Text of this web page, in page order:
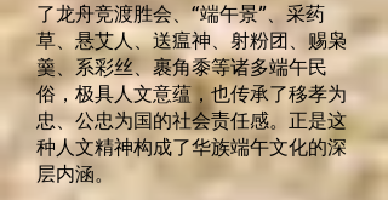
了龙舟竞渡胜会、“端午景”、采药
草、悬艾人、送瘟神、射粉团、赐枭
羹、系彩丝、裹角黍等诸多端午民
俗，极具人文意蕴，也传承了移孝为
忠、公忠为国的社会责任感。正是这
种人文精神构成了华族端午文化的深
层内涵。